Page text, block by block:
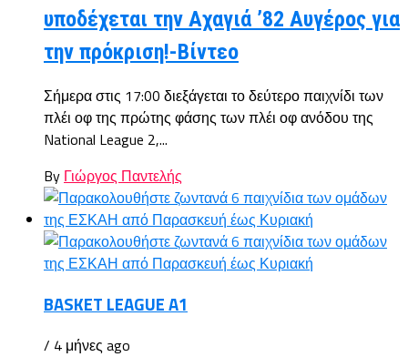
υποδέχεται την Αχαγιά ’82 Αυγέρος για
την πρόκριση!-Βίντεο
Σήμερα στις 17:00 διεξάγεται το δεύτερο παιχνίδι των
πλέι οφ της πρώτης φάσης των πλέι οφ ανόδου της
National League 2,...
By Γιώργος Παντελής
BASKET LEAGUE A1
/ 4 μήνες ago